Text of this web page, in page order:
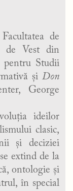
de
de Vest din
pentru Studii
și Don
George
ideilor
clasic,
și deciziei
extind de la
ontologie și
în special